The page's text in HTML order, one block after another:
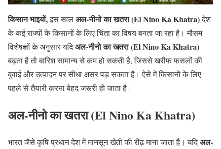
किसान भाइयों,इस सालअल-नीनो का खतरा(El Nino Ka Khatra)देश
के कई राज्यों के किसानों के लिए चिंता का विषय बनता जा रहा है। मौसम
विशेषज्ञों के अनुसार यदिअल-नीनो का खतरा(El Nino Ka Khatra)
बढ़ता है तो बारिश सामान्य से कम हो सकती है, जिससे खरीफ फसलों की
बुवाई और उत्पादन पर सीधा असर पड़ सकता है। ऐसे में किसानों के लिए
पहले से तैयारी करना बेहद जरूरी हो जाता है।
अल-नीनो का खतरा (El Nino Ka Khatra)
भारत जैसे कृषि प्रधान देश में मानसून खेती की रीढ़ माना जाता है। यदिअल-